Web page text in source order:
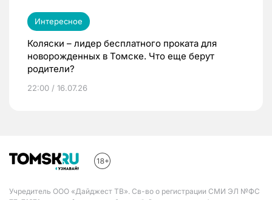
Интересное
Коляски – лидер бесплатного проката для
новорожденных в Томске. Что еще берут
родители?
22:00 / 16.07.26
Учредитель ООО «Дайджест ТВ». Св-во о регистрации СМИ ЭЛ №ФС